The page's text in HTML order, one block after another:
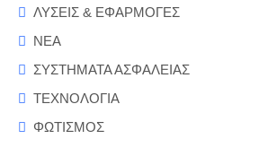
ΛΥΣΕΙΣ & ΕΦΑΡΜΟΓΕΣ
ΝΕΑ
ΣΥΣΤΗΜΑΤΑ ΑΣΦΑΛΕΙΑΣ
ΤΕΧΝΟΛΟΓΙΑ
ΦΩΤΙΣΜΟΣ